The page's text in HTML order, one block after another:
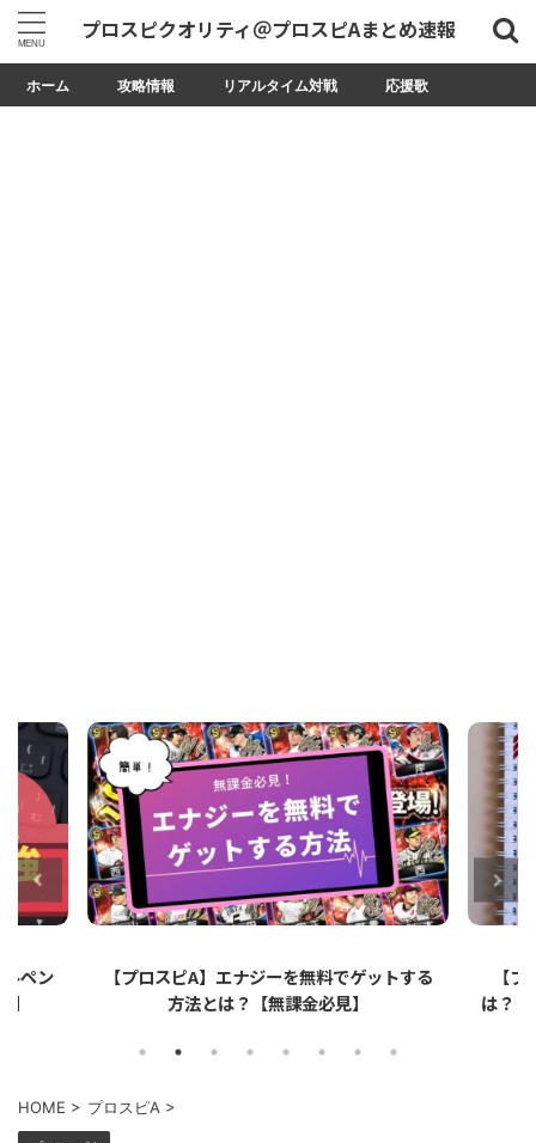
プロスピクオリティ＠プロスピAまとめ速報
ホーム 攻略情報 リアルタイム対戦 応援歌
する
【プロスピA】ペーパーライクフィルムと
は？リアタイでのメリット・デメリットを解
【
HOME > プロスピA